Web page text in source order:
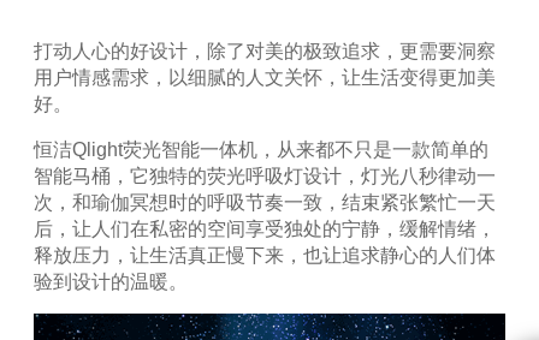
打动人心的好设计，除了对美的极致追求，更需要洞察
用户情感需求，以细腻的人文关怀，让生活变得更加美
好。
恒洁Qlight荧光智能一体机，从来都不只是一款简单的
智能马桶，它独特的荧光呼吸灯设计，灯光八秒律动一
次，和瑜伽冥想时的呼吸节奏一致，结束紧张繁忙一天
后，让人们在私密的空间享受独处的宁静，缓解情绪，
释放压力，让生活真正慢下来，也让追求静心的人们体
验到设计的温暖。